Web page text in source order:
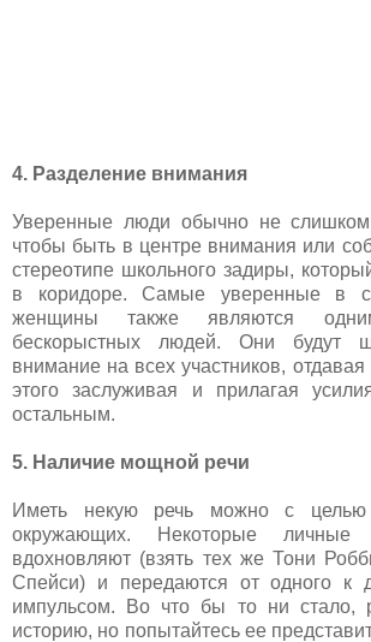
4. Разделение внимания
Уверенные люди обычно не
чтобы быть в центре внимания или
стереотипе школьного задиры,
в коридоре. Самые уверенные в
женщины также являются
бескорыстных людей. Они будут
внимание на всех участников, отдавая
этого заслуживая и прилагая
остальным.
5. Наличие мощной речи
Иметь некую речь можно с целью
окружающих. Некоторые личные
вдохновляют (взять тех же Тони
Спейси) и передаются от одного к
импульсом. Во что бы то ни стало,
историю, но попытайтесь ее